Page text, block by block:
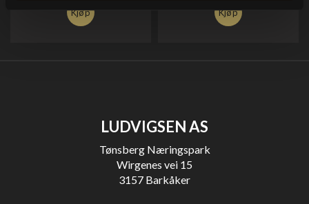
Kjøp Kjøp
LUDVIGSEN AS
Tønsberg Næringspark
Wirgenes vei 15
3157 Barkåker